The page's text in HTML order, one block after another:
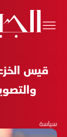
قيس
سياسة